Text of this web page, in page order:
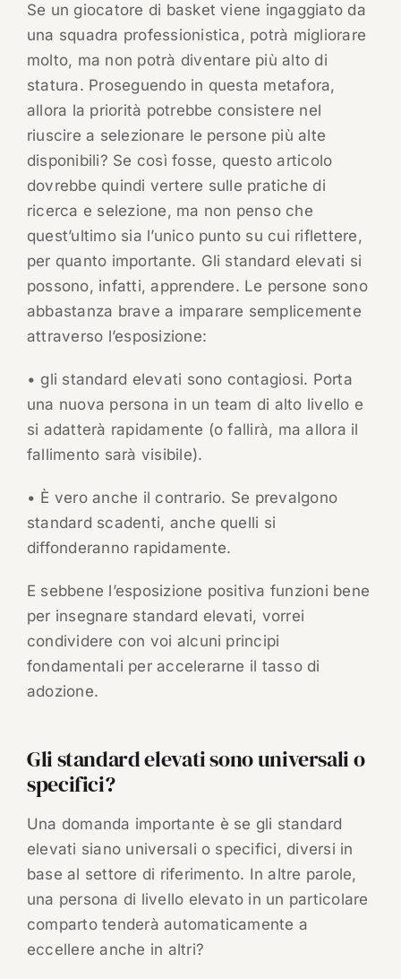
Se un giocatore di basket viene ingaggiato da
una squadra professionistica, potrà migliorare
molto, ma non potrà diventare più alto di
statura. Proseguendo in questa metafora,
allora la priorità potrebbe consistere nel
riuscire a selezionare le persone più alte
disponibili? Se così fosse, questo articolo
dovrebbe quindi vertere sulle pratiche di
ricerca e selezione, ma non penso che
quest’ultimo sia l’unico punto su cui riflettere,
per quanto importante. Gli standard elevati si
possono, infatti, apprendere. Le persone sono
abbastanza brave a imparare semplicemente
attraverso l’esposizione:
• gli standard elevati sono contagiosi. Porta
una nuova persona in un team di alto livello e
si adatterà rapidamente (o fallirà, ma allora il
fallimento sarà visibile).
• È vero anche il contrario. Se prevalgono
standard scadenti, anche quelli si
diffonderanno rapidamente.
E sebbene l’esposizione positiva funzioni bene
per insegnare standard elevati, vorrei
condividere con voi alcuni principi
fondamentali per accelerarne il tasso di
adozione.
Gli standard elevati sono universali o
specifici?
Una domanda importante è se gli standard
elevati siano universali o specifici, diversi in
base al settore di riferimento. In altre parole,
una persona di livello elevato in un particolare
comparto tenderà automaticamente a
eccellere anche in altri?